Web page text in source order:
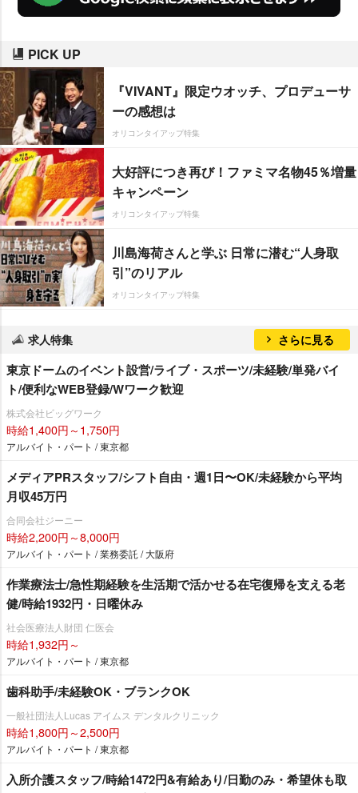
PICK UP
『VIVANT』限定ウオッチ、プロデューサ
ーの感想は
オリコンタイアップ特集
大好評につき再び！ファミマ名物45％増量
キャンペーン
オリコンタイアップ特集
川島海荷さんと学ぶ 日常に潜む“人身取
引”のリアル
オリコンタイアップ特集
求人特集 さらに見る
東京ドームのイベント設営/ライブ・スポーツ/未経験/単発バイ
ト/便利なWEB登録/Wワーク歓迎
株式会社ビッグワーク
時給1,400円～1,750円
アルバイト・パート / 東京都
メディアPRスタッフ/シフト自由・週1日〜OK/未経験から平均
月収45万円
合同会社ジーニー
時給2,200円～8,000円
アルバイト・パート / 業務委託 / 大阪府
作業療法士/急性期経験を生活期で活かせる在宅復帰を支える老
健/時給1932円・日曜休み
社会医療法人財団 仁医会
時給1,932円～
アルバイト・パート / 東京都
歯科助手/未経験OK・ブランクOK
一般社団法人Lucas アイムス デンタルクリニック
時給1,800円～2,500円
アルバイト・パート / 東京都
入所介護スタッフ/時給1472円&有給あり/日勤のみ・希望休も取